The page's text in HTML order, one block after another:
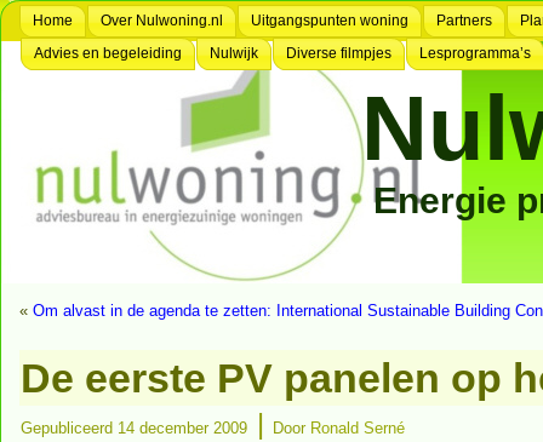
Home Over Nulwoning.nl Uitgangspunten woning Partners
Advies en begeleiding
Nulwijk Diverse filmpjes Lesprogramma’s
Energie
« Om alvast in de agenda te zetten: International Sustainable Building
De eerste PV panelen op
Gepubliceerd 14 december 2009 | Door Ronald Serné